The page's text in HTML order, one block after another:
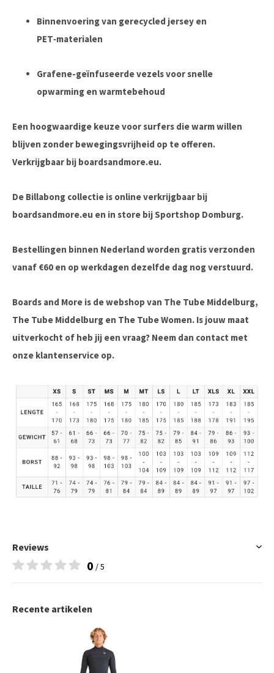
Binnenvoering van gerecycled jersey en
PET‑materialen
Grafene-geïnfuseerde vezels voor snelle
opwarming en warmtebehoud
Een hoogwaardige keuze voor surfers die warm willen
blijven zonder bewegingsvrijheid op te offeren.
Verkrijgbaar bij boardsandmore.eu.
De Billabong collectie is online verkrijgbaar bij
boardsandmore.eu en in store bij Sportshop Domburg.
Bestellingen binnen Nederland worden gratis verzonden
vanaf €60 en op werkdagen dezelfde dag nog verstuurd.
Boards and More is de webshop van The Tube Middelburg,
The Tube Middelburg en The Tube Women. Is jouw maat
uitverkocht of heb jij een vraag? Neem dan contact met
onze klantenservice op.
Reviews
0 / 5
Recente artikelen